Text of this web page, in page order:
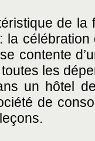
de
la
contente
les
un hôtel
de